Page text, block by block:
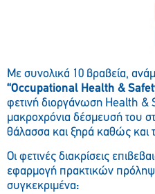
Με συνολικά 10 βραβεία,
“Occupational Health &
φετινή διοργάνωση Health &
μακροχρόνια δέσμευσή του
θάλασσα και ξηρά καθώς
Οι φετινές διακρίσεις
εφαρμογή πρακτικών
συγκεκριμένα: